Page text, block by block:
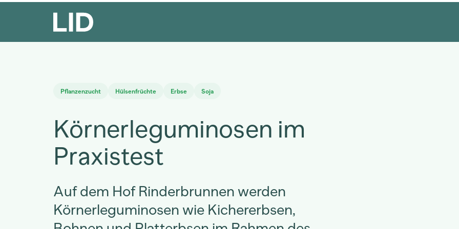
Pflanzenzucht Hülsenfrüchte Erbse Soja
Körnerleguminosen im
Praxistest
Auf dem Hof Rinderbrunnen werden
Körnerleguminosen wie Kichererbsen,